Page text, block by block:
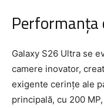
Performanța
Galaxy S26 Ultra se
camere inovator,
exigente cerințe ale
principală, cu 200